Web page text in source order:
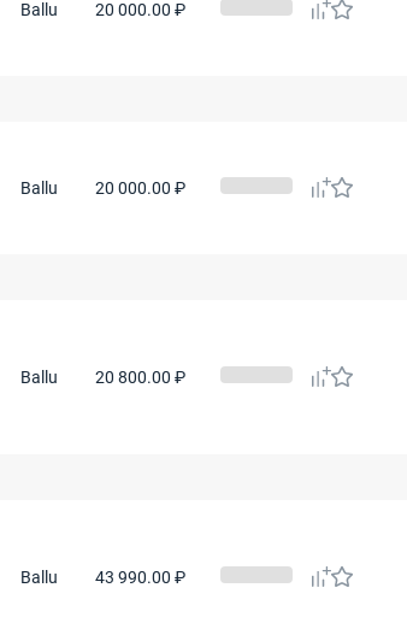
Ballu 20 000.00 ₽
Ballu 20 000.00 ₽
Ballu 20 800.00 ₽
Ballu 43 990.00 ₽